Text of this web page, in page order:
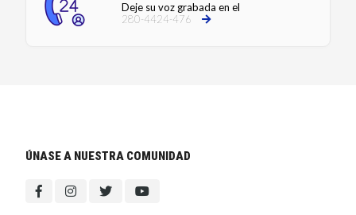
Deje su voz grabada en el
280-4424-476
ÚNASE A NUESTRA COMUNIDAD